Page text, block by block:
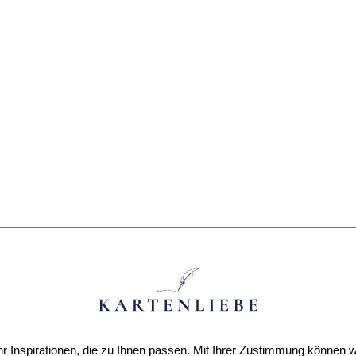
Inspirationen, die zu Ihnen passen. Mit Ihrer Zustimmung können